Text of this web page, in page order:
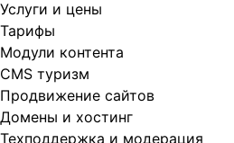
Услуги и цены
Тарифы
Модули контента
CMS туризм
Продвижение сайтов
Домены и хостинг
Техподдержка и модерация